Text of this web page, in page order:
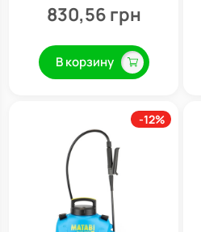
830,56 грн
В корзину
-12%